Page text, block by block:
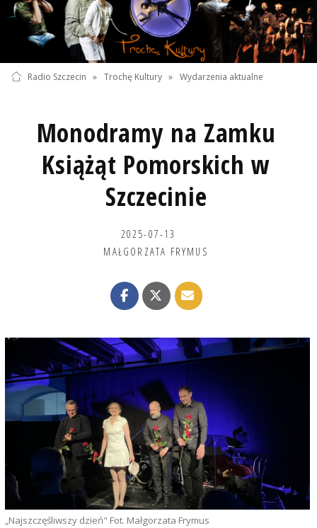
Radio Szczecin » Trochę Kultury » Wydarzenia aktualne
Monodramy na Zamku
Książąt Pomorskich w
Szczecinie
2025-07-13
MAŁGORZATA FRYMUS
„Najszczęśliwszy dzień" Fot. Małgorzata Frymus